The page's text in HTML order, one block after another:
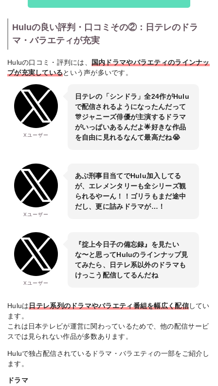
Huluの良い評判・口コミその②：日テレのドラ
マ・バラエティが充実
Huluの口コミ・評判には、 国内ドラマやバラエティのラインナッ
プが充実しているという声が多いです。
Xユーザー
日テレの「シンドラ」全24作がHulu
で配信されるようになったんだって
🎊ジャニーズ俳優が主演するドラマ
がいっぱいあるんだよ🌟好きな作品
を自由に見れるなんて最高だね😭
Xユーザー
あぶ刑事目当てでHulu加入してる
が、エレメンタリーも全シリーズ観
られるやーん！！ゴリラもまだ途中
だし、更に詰みドラマが…！
Xユーザー
『掟上今日子の備忘録』を見たい
な〜と思ってHuluのラインナップ見
てみたら、日テレ系以外のドラマも
けっこう配信してるんだね
Huluは日テレ系列のドラマやバラエティ番組を幅広く配信してい
ます。
これは日本テレビが運営に関わっているためで、他の配信サービ
スでは見られない作品が多数あります。
Huluで独占配信されているドラマ・バラエティの一部をご紹介し
ます。
ドラマ